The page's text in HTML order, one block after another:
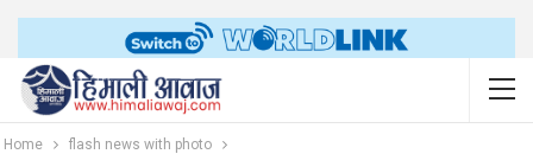
Home flash news with photo